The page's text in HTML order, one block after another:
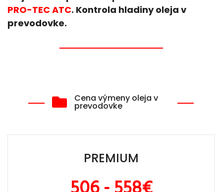
PRO-TEC ATC. Kontrola hladiny oleja v
prevodovke.
Cena výmeny oleja v
prevodovke
PREMIUM